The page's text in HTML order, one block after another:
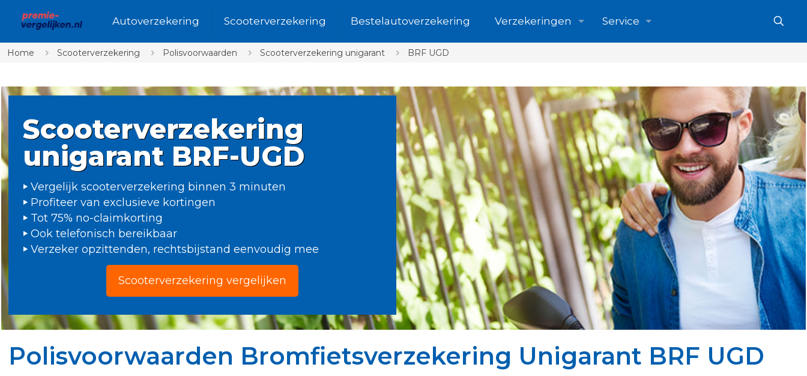
Autoverzekering Scooterverzekering Bestelautoverzekering Verzekeringen Service
Home Scooterverzekering Polisvoorwaarden Scooterverzekering unigarant BRF UGD
Scooterverzekering
unigarant BRF-UGD
Vergelijk scooterverzekering binnen 3 minuten
Profiteer van exclusieve kortingen
Tot 75% no-claimkorting
Ook telefonisch bereikbaar
Verzeker opzittenden, rechtsbijstand eenvoudig mee
Scooterverzekering vergelijken
Polisvoorwaarden Bromfietsverzekering Unigarant BRF UGD